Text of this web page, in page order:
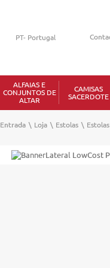
ALFAIAS E
CONJUNTOS DE
ALTAR
CAMISAS
SACERDOTE
Entrada \ Loja \ Estolas \